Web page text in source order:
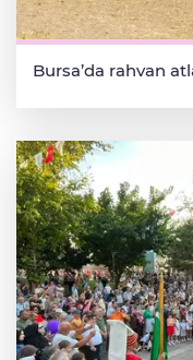
Bursa’da rahvan